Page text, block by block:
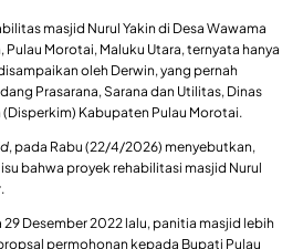
masjid Nurul Yakin di Desa Wawama
Morotai, Maluku Utara, ternyata hanya
oleh Derwin, yang pernah
Prasarana, Sarana dan Utilitas, Dinas
Kabupaten Pulau Morotai.
, pada Rabu (22/4/2026) menyebutkan,
bahwa proyek rehabilitasi masjid Nurul
Desember 2022 lalu, panitia masjid lebih
permohonan kepada Bupati Pulau